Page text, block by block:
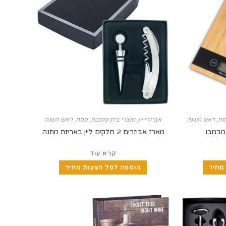
ראש השנה אביזרי יין ,מוצרי בית ומטבח פסח ראש השנה
מארז אביזרים 2 חלקים ליין באריזת מתנה
קרא עוד
הוספה לסל הצעות מחיר